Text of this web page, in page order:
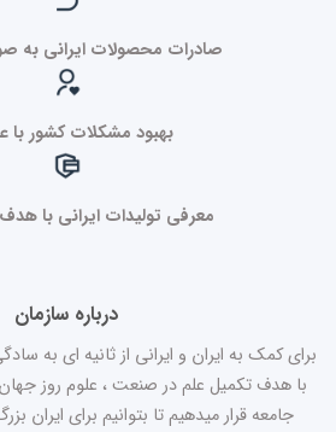
صادرات محصولات ایرانی به
بهبود مشکلات کشور با
معرفی تولیدات ایرانی با
درباره سازمان
برای کمک به ایران و ایرانی از ثانیه ای به
با هدف تکمیل علم در صنعت ، علوم روز جهان
جامعه قرار میدهیم تا بتوانیم برای ایران